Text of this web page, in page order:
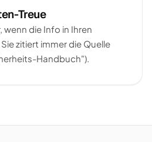
Treue
wenn die Info in Ihren
zitiert immer die Quelle
Handbuch").